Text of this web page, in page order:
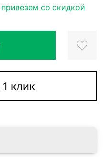
клик
со скидкой